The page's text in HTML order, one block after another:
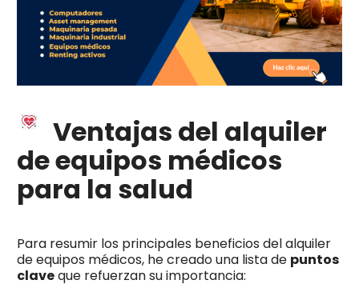
Ventajas del alquiler
de equipos médicos
para la salud
Para resumir los principales beneficios del alquiler
de equipos médicos, he creado una lista de puntos
claveque refuerzan su importancia: